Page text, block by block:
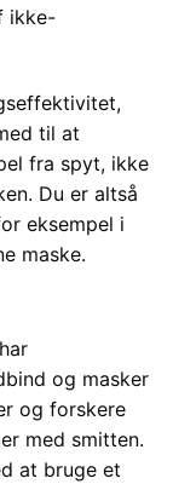
ikke-
til at
fra spyt, ikke
Du er altså
eksempel i
maske.
og masker
og forskere
med smitten.
at bruge et